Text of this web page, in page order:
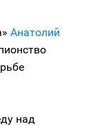
Анатолий
над